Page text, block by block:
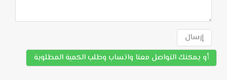
إرسال
أو يمكنك التواصل معنا واتساب وطلب الكمية المطلوبة